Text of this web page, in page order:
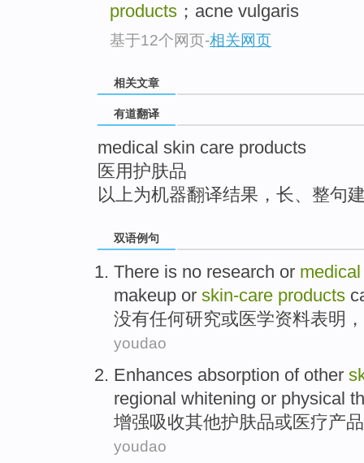
products ；acne vulgaris
基于12个网页-相关网页
相关文章
有道翻译
medical skin care products
医用护肤品
以上为机器翻译结果，长、整句
双语例句
There is no research or medical
makeup or skin-care products
没有任何研究或医学资料表明 ，
youdao
Enhances absorption of other
regional whitening or physical
增强吸收其他护肤品或医疗产品
youdao